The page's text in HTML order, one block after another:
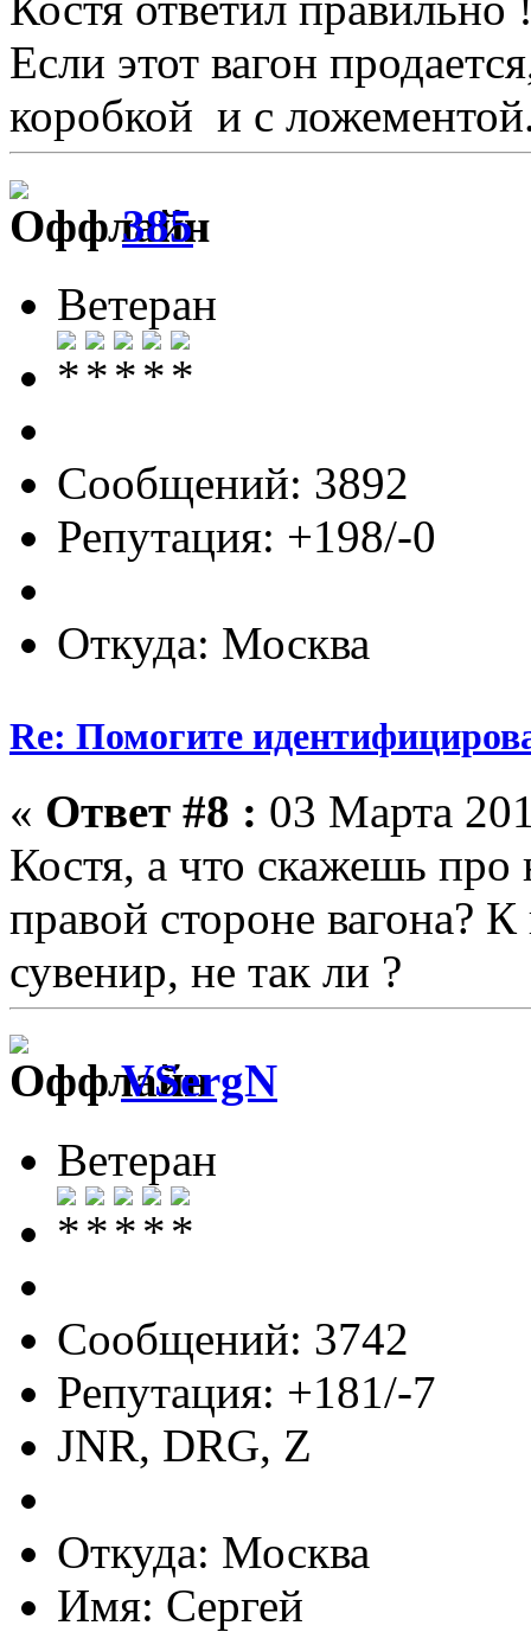
Если этот вагон
коробкой и с
385
Ветеран
Сообщений: 3892
Репутация: +198/-0
Откуда: Москва
Re: Помогите
« Ответ #8 : 03 Марта
Костя, а что скажешь про
правой стороне вагона?
сувенир, не так ли ?
VSergN
Ветеран
Сообщений: 3742
Репутация: +181/-7
JNR, DRG, Z
Откуда: Москва
Имя: Сергей